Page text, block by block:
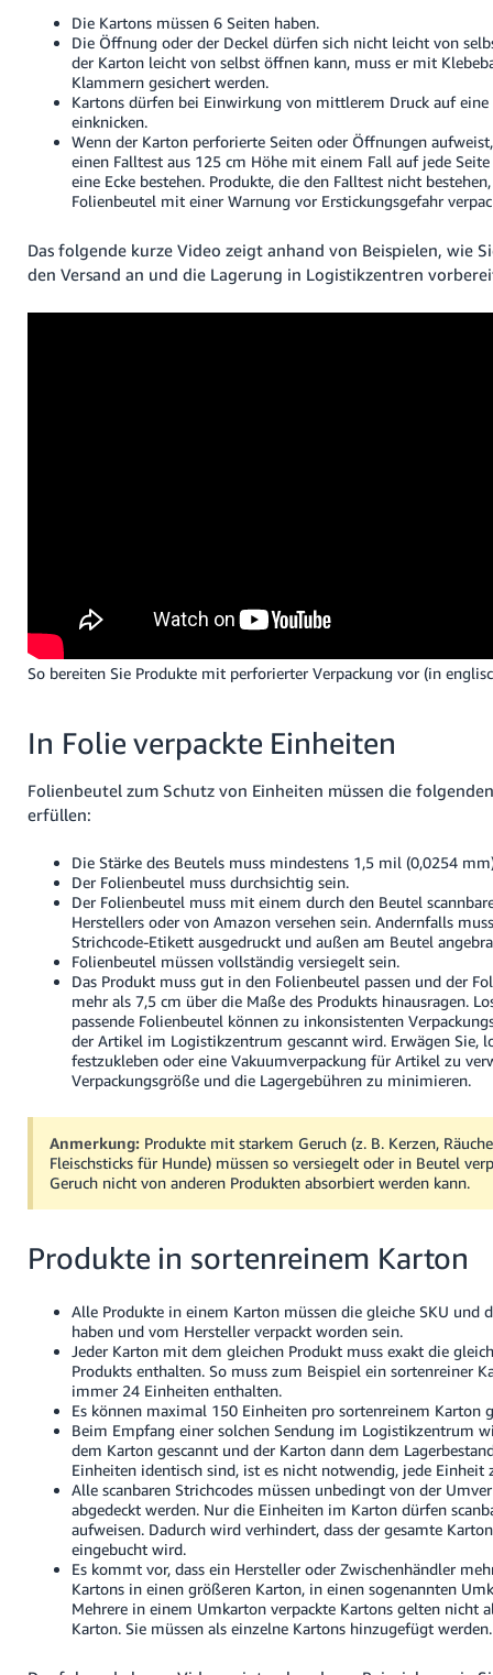
Die Kartons müssen 6 Seiten haben.
Die Öffnung oder der Deckel dürfen sich nicht leicht von
der Karton leicht von selbst öffnen kann, muss er mit
Klammern gesichert werden.
Kartons dürfen bei Einwirkung von mittlerem Druck auf
einknicken.
Wenn der Karton perforierte Seiten oder Öffnungen
einen Falltest aus 125 cm Höhe mit einem Fall auf jede
eine Ecke bestehen. Produkte, die den Falltest nicht
Folienbeutel mit einer Warnung vor Erstickungsgefahr
Das folgende kurze Video zeigt anhand von Beispielen, wie
den Versand an und die Lagerung in Logistikzentren
So bereiten Sie Produkte mit perforierter Verpackung vor (in
In Folie verpackte Einheiten
Folienbeutel zum Schutz von Einheiten müssen die
erfüllen:
Die Stärke des Beutels muss mindestens 1,5 mil (0,0254
Der Folienbeutel muss durchsichtig sein.
Der Folienbeutel muss mit einem durch den Beutel
Herstellers oder von Amazon versehen sein. Andernfalls
Strichcode-Etikett ausgedruckt und außen am Beutel
Folienbeutel müssen vollständig versiegelt sein.
Das Produkt muss gut in den Folienbeutel passen und der
mehr als 7,5 cm über die Maße des Produkts hinausragen.
passende Folienbeutel können zu inkonsistenten
der Artikel im Logistikzentrum gescannt wird. Erwägen Sie,
festzukleben oder eine Vakuumverpackung für Artikel zu
Verpackungsgröße und die Lagergebühren zu minimieren.
Anmerkung: Produkte mit starkem Geruch (z. B. Kerzen,
Fleischsticks für Hunde) müssen so versiegelt oder in Beutel
Geruch nicht von anderen Produkten absorbiert werden kann.
Produkte in sortenreinem Karton
Alle Produkte in einem Karton müssen die gleiche SKU und
haben und vom Hersteller verpackt worden sein.
Jeder Karton mit dem gleichen Produkt muss exakt die
Produkts enthalten. So muss zum Beispiel ein sortenreiner
immer 24 Einheiten enthalten.
Es können maximal 150 Einheiten pro sortenreinem Karton
Beim Empfang einer solchen Sendung im Logistikzentrum
dem Karton gescannt und der Karton dann dem
Einheiten identisch sind, ist es nicht notwendig, jede Einheit
Alle scanbaren Strichcodes müssen unbedingt von der
abgedeckt werden. Nur die Einheiten im Karton dürfen
aufweisen. Dadurch wird verhindert, dass der gesamte
eingebucht wird.
Es kommt vor, dass ein Hersteller oder Zwischenhändler
Kartons in einen größeren Karton, in einen sogenannten
Mehrere in einem Umkarton verpackte Kartons gelten nicht
Karton. Sie müssen als einzelne Kartons hinzugefügt werden.